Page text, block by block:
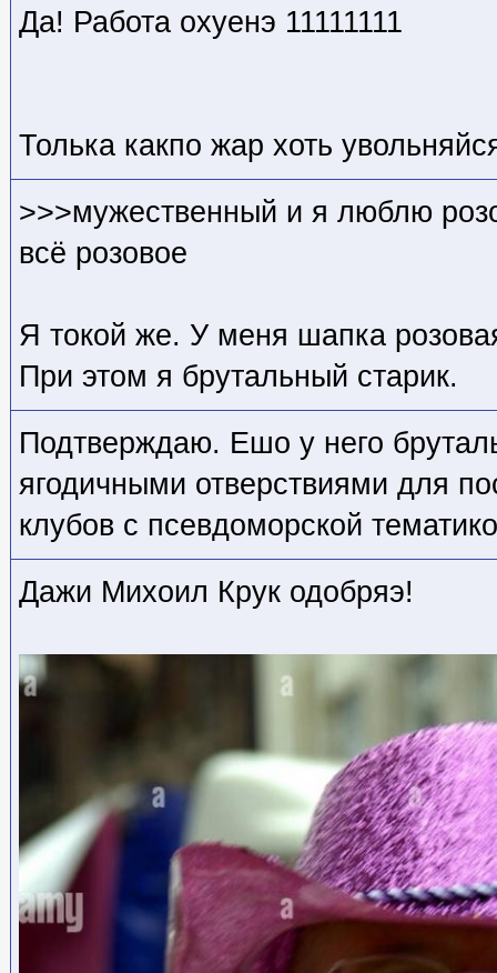
Да! Работа охуенэ 11111111
Толька какпо жар хоть
>>>мужественный и я люблю
всё розовое
Я токой же. У меня шапка
При этом я брутальный старик.
Подтверждаю. Ешо у него
ягодичными отверствиями для
клубов с псевдоморской
Дажи Михоил Крук одобряэ!